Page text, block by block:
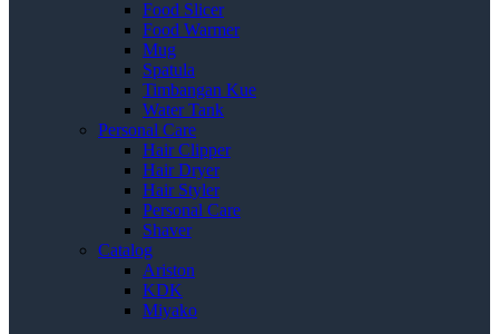
Food Slicer
Food Warmer
Mug
Spatula
Timbangan Kue
Water Tank
Personal Care
Hair Clipper
Hair Dryer
Hair Styler
Personal Care
Shaver
Catalog
Ariston
KDK
Miyako